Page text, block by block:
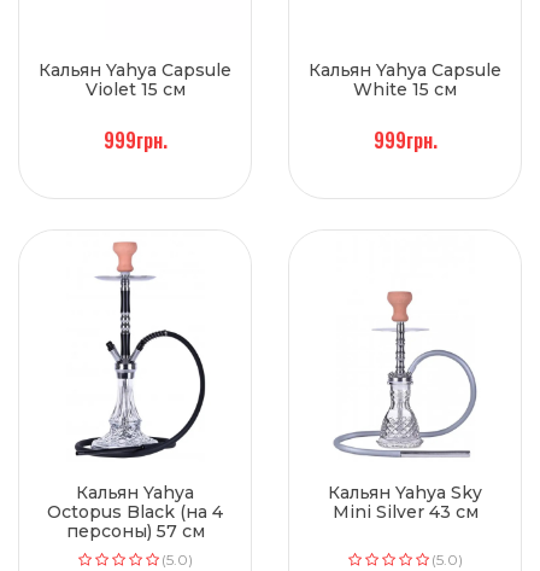
Кальян Yahya Capsule
Violet 15 см
999грн.
Кальян Yahya Capsule
White 15 см
999грн.
Кальян Yahya
Octopus Black (на 4
персоны) 57 см
(5.0)
Кальян Yahya Sky
Mini Silver 43 см
(5.0)